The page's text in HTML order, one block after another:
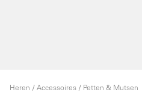
Heren Accessoires Petten & Mutsen